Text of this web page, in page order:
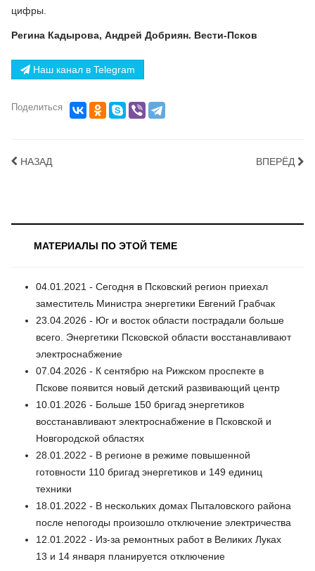
цифры.
Регина Кадырова, Андрей Добриян. Вести-Псков
Наш канал в Telegram
Поделиться
НАЗАД ВПЕРЁД
МАТЕРИАЛЫ ПО ЭТОЙ ТЕМЕ
04.01.2021 - Сегодня в Псковский регион приехал
заместитель Министра энергетики Евгений Грабчак
23.04.2026 - Юг и восток области пострадали больше
всего. Энергетики Псковской области восстанавливают
электроснабжение
07.04.2026 - К сентябрю на Рижском проспекте в
Пскове появится новый детский развивающий центр
10.01.2026 - Больше 150 бригад энергетиков
восстанавливают электроснабжение в Псковской и
Новгородской областях
28.01.2022 - В регионе в режиме повышенной
готовности 110 бригад энергетиков и 149 единиц
техники
18.01.2022 - В нескольких домах Пыталовского района
после непогоды произошло отключение электричества
12.01.2022 - Из-за ремонтных работ в Великих Луках
13 и 14 января планируется отключение